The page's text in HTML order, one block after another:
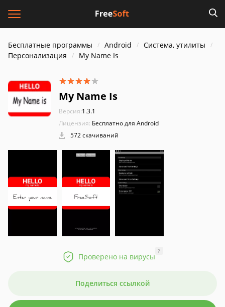
Бесплатные программы Android
Система, утилиты
Персонализация
My Name Is
My Name Is
Версия:1.3.1
Лицензия: Бесплатно для Android
572 скачиваний
Проверено на вирусы
?
Поделиться ссылкой